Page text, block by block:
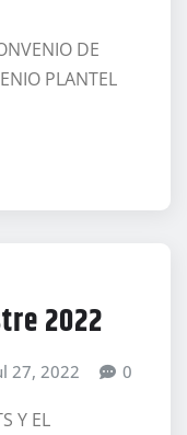
DE
PLANTEL
2022
27, 2022 0
Y EL